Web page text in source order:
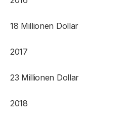
18 Millionen Dollar
2017
23 Millionen Dollar
2018